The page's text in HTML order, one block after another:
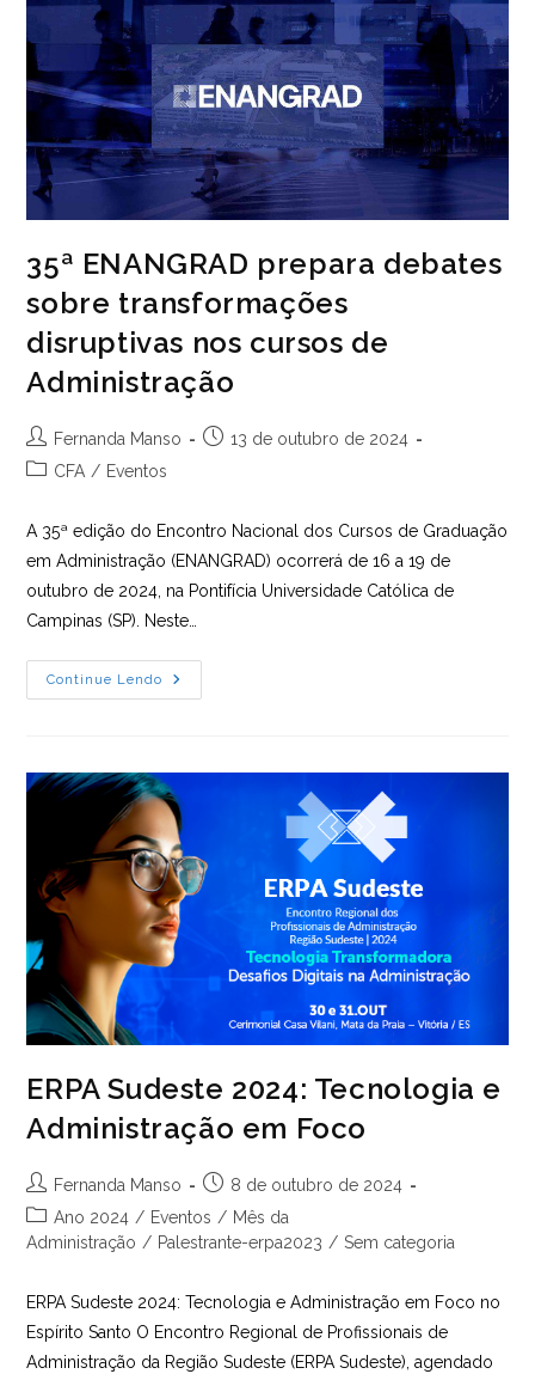
35ª ENANGRAD prepara debates
sobre transformações
disruptivas nos cursos de
Administração
Autor
do
Fernanda Manso
Post13 de outubro de 2024
Categoria
post:
CFA / Eventos
A 35ª edição do Encontro Nacional dos Cursos de Graduação
em Administração (ENANGRAD) ocorrerá de 16 a 19 de
outubro de 2024, na Pontifícia Universidade Católica de
Campinas (SP). Neste…
Continue Lendo
35ª
ENANGRAD
Disruptivas
Nos
Cursos
De
Administração
ERPA Sudeste 2024: Tecnologia e
Administração em Foco
Autor
do
post:
Fernanda Manso
Post
publicado:
8 de outubro de 2024
Categoria
do
Ano 2024 / Eventos / Mês da
Administração / Palestrante-erpa2023 / Sem categoria
ERPA Sudeste 2024: Tecnologia e Administração em Foco no
Espírito Santo O Encontro Regional de Profissionais de
Administração da Região Sudeste (ERPA Sudeste), agendado